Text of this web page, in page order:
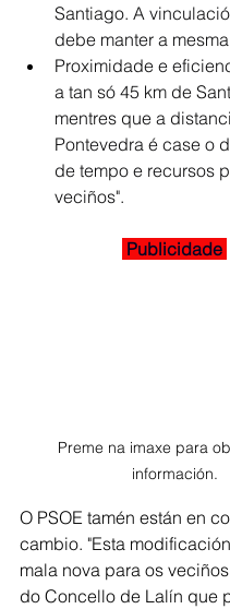
Santiago. A
debe manter a
Proximidade e
a tan só 45 km de
mentres que a
Pontevedra é case o
de tempo e recursos
veciños".
Publicidade
Preme na imaxe para
información.
O PSOE tamén están en
cambio. "Esta
mala nova para os
do Concello de Lalín que